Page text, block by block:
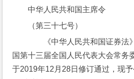
中华人民共和国主席令
（第三十七号）
《中华人民共和国证券法
国第十三届全国人民代表大会常务
于2019年12月28日修订通过，现